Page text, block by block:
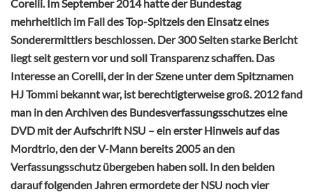
Corelli. Im September 2014 hatte der Bundestag
mehrheitlich im Fall des Top-Spitzels den Einsatz eines
Sonderermittlers beschlossen. Der 300 Seiten starke Bericht
liegt seit gestern vor und soll Transparenz schaffen. Das
Interesse an Corelli, der in der Szene unter dem Spitznamen
HJ Tommi bekannt war, ist berechtigterweise groß. 2012 fand
man in den Archiven des Bundesverfassungsschutzes eine
DVD mit der Aufschrift NSU – ein erster Hinweis auf das
Mordtrio, den der V-Mann bereits 2005 an den
Verfassungsschutz übergeben haben soll. In den beiden
darauf folgenden Jahren ermordete der NSU noch vier